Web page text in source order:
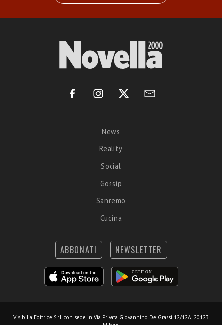
News
Reality
Social
Gossip
Sanremo
Cucina
ABBONATI NEWSLETTER
Visibilia Editrice S.r.l. con sede in Via Privata Giovannino De Grassi 12/12A, 20123